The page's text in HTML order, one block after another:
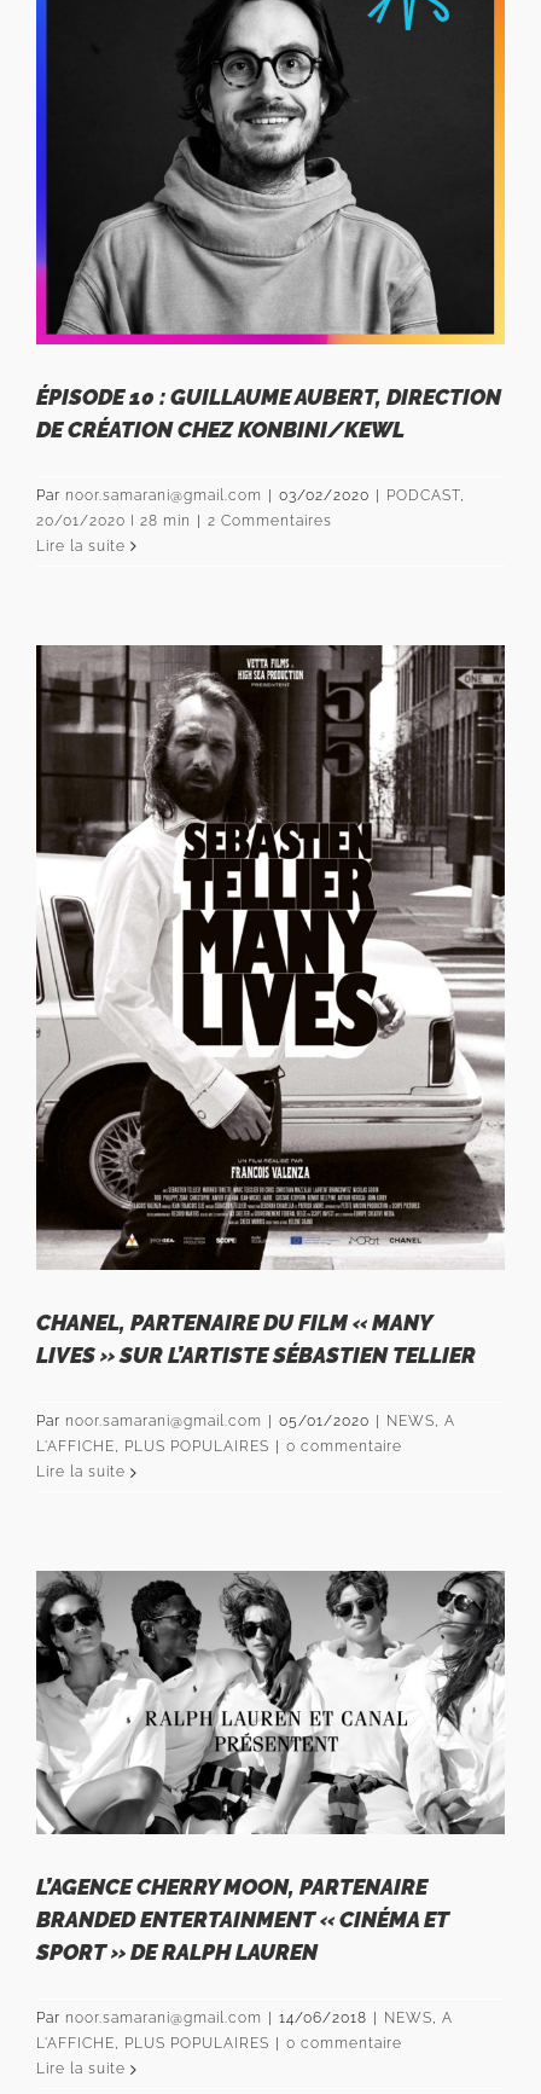
ÉPISODE 10 : GUILLAUME AUBERT, DIRECTION
DE CRÉATION CHEZ KONBINI/KEWL
Par noor.samarani@gmail.com 03/02/2020 PODCAST,
20/01/2020 I 28 min
2 Commentaires
Lire la suite
CHANEL, PARTENAIRE DU FILM « MANY
LIVES »​ SUR L’ARTISTE SÉBASTIEN TELLIER
Par noor.samarani@gmail.com 05/01/2020 NEWS, A
L'AFFICHE, PLUS POPULAIRES
0 commentaire
Lire la suite
L’AGENCE CHERRY MOON, PARTENAIRE
BRANDED ENTERTAINMENT « CINÉMA ET
SPORT » DE RALPH LAUREN
Par noor.samarani@gmail.com 14/06/2018 NEWS, A
L'AFFICHE, PLUS POPULAIRES
0 commentaire
Lire la suite